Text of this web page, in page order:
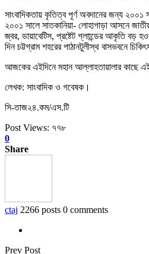
সাংবাদিকতায় কৃতিত্ব পূর্ণ অবদানের জন্য ২০০১
২০০১ সালে সাতকানিয়া- লোহাগাড়া আসনে
জ্বর, ডায়াবেটিস, প্রষ্টেট গ্লাান্ডের আকৃতি বড়
দিন চট্টগ্রাম শহরের পাঠানটুলীস্থ বাসভবনে
আজকের এইদিনে মহান আল্লাহতায়ালার কাছে
লেখক: সাংবাদিক ও গবেষক।
সি-তাজ২৪.কম/এস.টি
Post Views: ৭৭৮
0
Share
ctaj 2266 posts 0 comments
Prev Post